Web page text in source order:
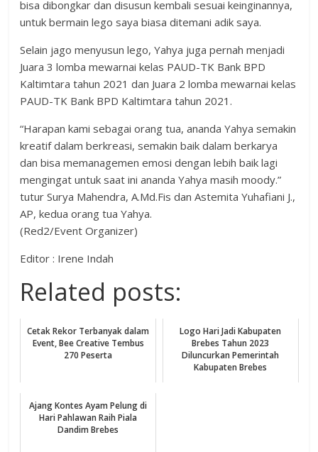
bisa dibongkar dan disusun kembali sesuai keinginannya,
untuk bermain lego saya biasa ditemani adik saya.
Selain jago menyusun lego, Yahya juga pernah menjadi
Juara 3 lomba mewarnai kelas PAUD-TK Bank BPD
Kaltimtara tahun 2021 dan Juara 2 lomba mewarnai kelas
PAUD-TK Bank BPD Kaltimtara tahun 2021.
“Harapan kami sebagai orang tua, ananda Yahya semakin
kreatif dalam berkreasi, semakin baik dalam berkarya
dan bisa memanagemen emosi dengan lebih baik lagi
mengingat untuk saat ini ananda Yahya masih moody.”
tutur Surya Mahendra, A.Md.Fis dan Astemita Yuhafiani J.,
AP, kedua orang tua Yahya.
(Red2/Event Organizer)
Editor : Irene Indah
Related posts:
Cetak Rekor Terbanyak dalam
Event, Bee Creative Tembus
270 Peserta
Logo Hari Jadi Kabupaten
Brebes Tahun 2023
Diluncurkan Pemerintah
Kabupaten Brebes
Ajang Kontes Ayam Pelung di
Hari Pahlawan Raih Piala
Dandim Brebes